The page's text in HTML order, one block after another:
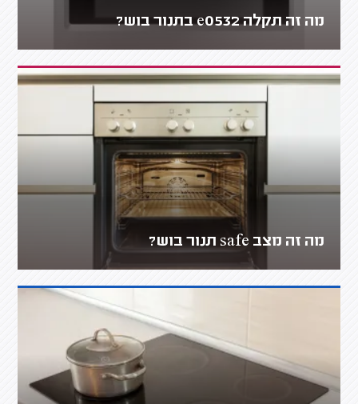
מה זה תקלה e0532 בתנור בוש?
מה זה מצב safe תנור בוש?